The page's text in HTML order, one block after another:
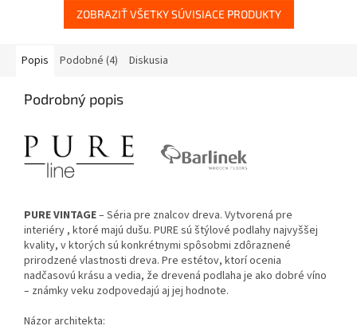
ZOBRAZIŤ VŠETKY SÚVISIACE PRODUKTY
Popis Podobné (4) Diskusia
Podrobný popis
PURE VINTAGE– Séria pre znalcov dreva. Vytvorená pre
interiéry , ktoré majú dušu. PURE sú štýlové podlahy najvyššej
kvality, v ktorých sú konkrétnymi spôsobmi zdôraznené
prirodzené vlastnosti dreva. Pre estétov, ktorí ocenia
nadčasovú krásu a vedia, že drevená podlaha je ako dobré víno
– známky veku zodpovedajú aj jej hodnote.
Názor architekta: